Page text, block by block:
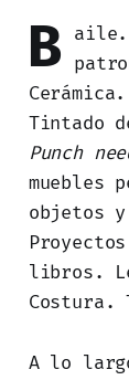
B
aile.
Tintado
Punch
muebles
objetos
libros.
Costura.
A lo